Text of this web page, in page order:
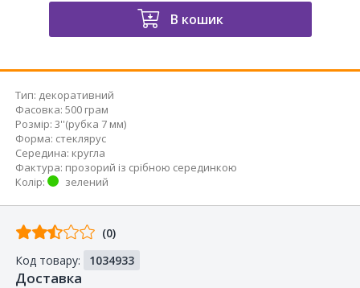
В кошик
Тип: декоративний
Фасовка: 500 грам
Розмір: 3''(рубка 7 мм)
Форма: стеклярус
Середина: кругла
Фактура: прозорий із срібною серединкою
Колір: зелений
Відгуків
покупців
(0)
Код товару:
1034933
Доставка